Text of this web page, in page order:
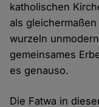
katholischen
als
wurzeln
gemeinsames
es genauso.
Die Fatwa in